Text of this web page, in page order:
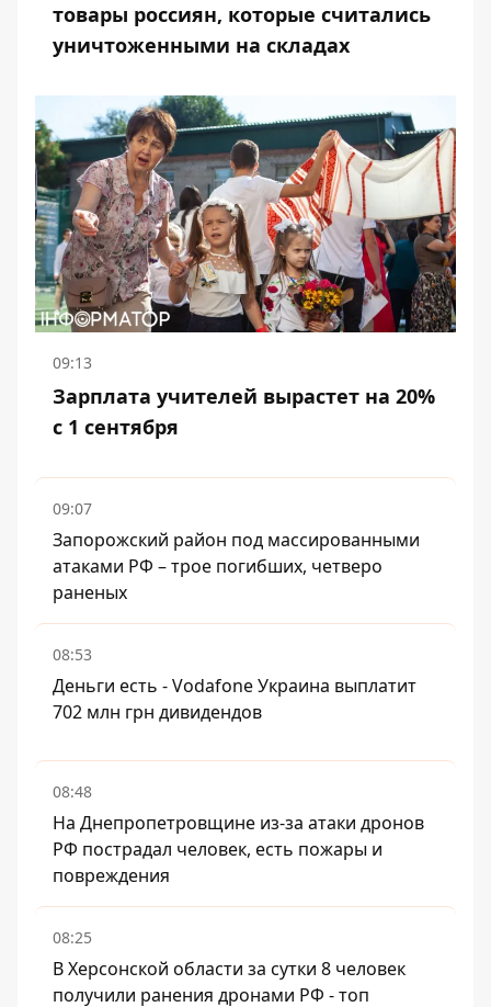
товары россиян, которые считались
уничтоженными на складах
09:13
Зарплата учителей вырастет на 20%
с 1 сентября
09:07
Запорожский район под массированными
атаками РФ – трое погибших, четверо
раненых
08:53
Деньги есть - Vodafone Украина выплатит
702 млн грн дивидендов
08:48
На Днепропетровщине из-за атаки дронов
РФ пострадал человек, есть пожары и
повреждения
08:25
В Херсонской области за сутки 8 человек
получили ранения дронами РФ - топ